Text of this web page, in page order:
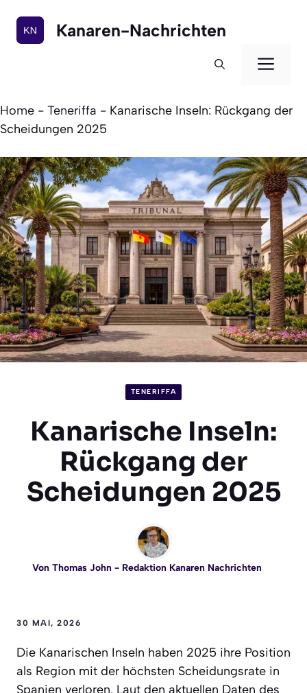
Inhalt
springen
Kanaren-Nachrichten
Home - Teneriffa - Kanarische Inseln: Rückgang der
Scheidungen 2025
TENERIFFA
Kanarische Inseln:
Rückgang der
Scheidungen 2025
Von Thomas John- Redaktion Kanaren Nachrichten
30 MAI, 2026
Die Kanarischen Inseln haben 2025 ihre Position
als Region mit der höchsten Scheidungsrate in
Spanien verloren. Laut den aktuellen Daten des